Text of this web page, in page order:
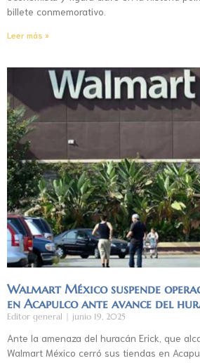
billete conmemorativo.
Leer más »
Walmart México suspende
en Acapulco ante avance del
Editor general junio 19, 2025
Ante la amenaza del huracán Erick, que
Walmart México cerró sus tiendas en